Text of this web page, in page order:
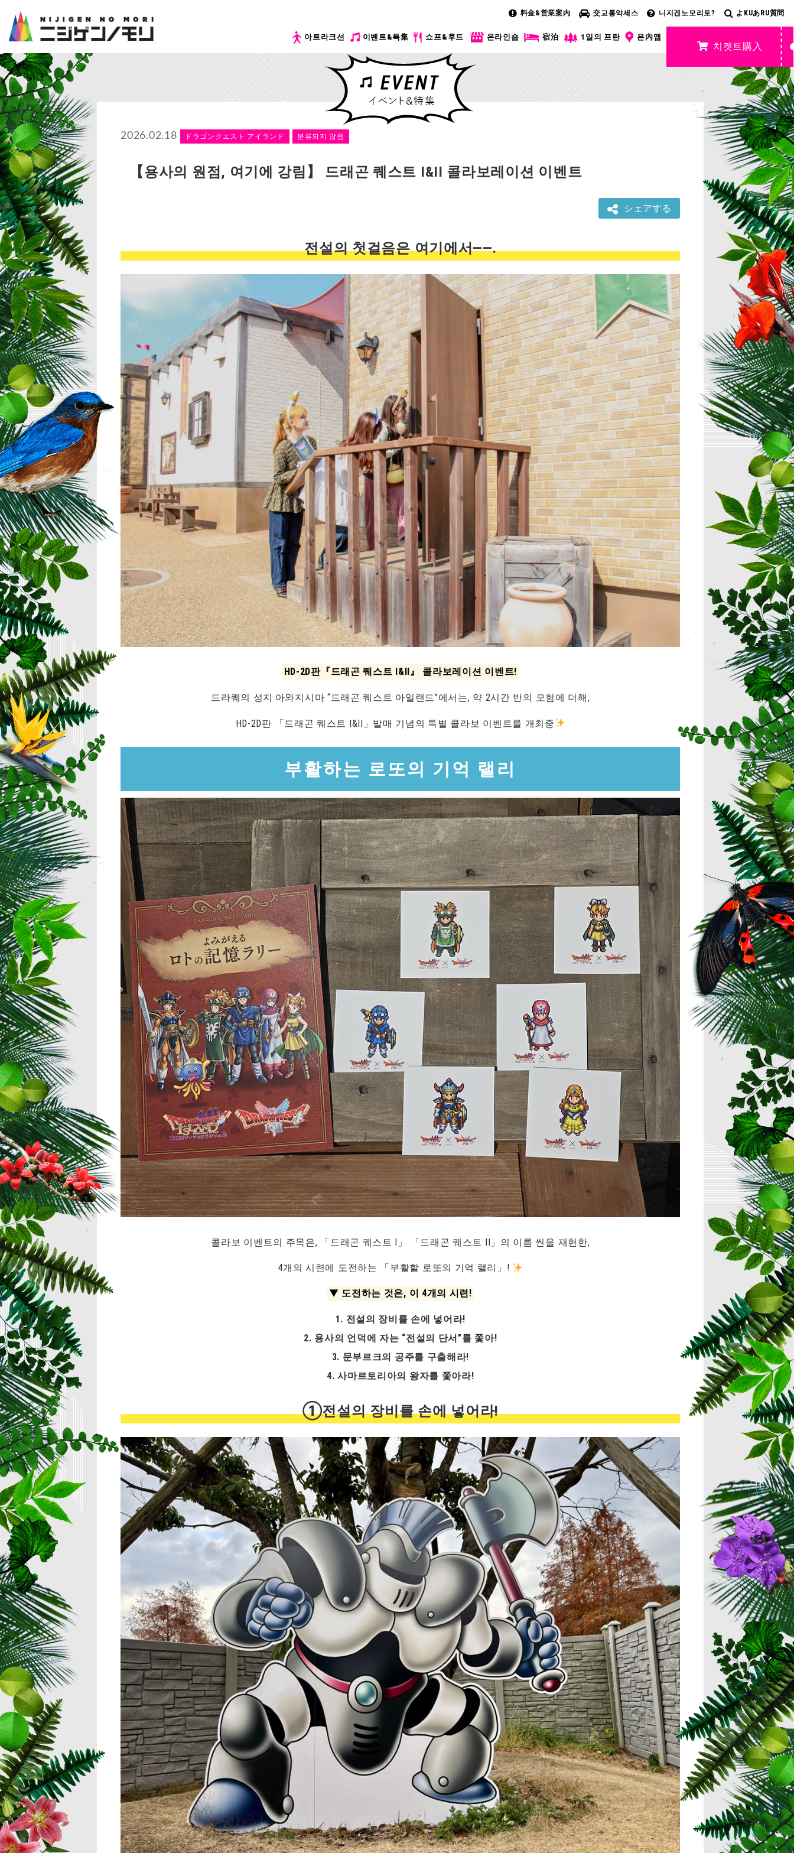
料金&営業案内 交교통악세스 니지겐노모리토? よKUあRU質問
아트라크션 이벤트&특集 쇼프&후드 온라인숍 宿泊 1일의 프란 욘内맵
치켓트購入
2026.02.18 ドラゴンクエスト アイランド 분류되지 않음
【용사의 원점, 여기에 강림】 드래곤 퀘스트 I&II 콜라보레이션 이벤트
シェアする
전설의 첫걸음은 여기에서——.
HD-2D판『드래곤 퀘스트 I&II』 콜라보레이션 이벤트!
드라퀘의 성지·아와지시마 “드래곤 퀘스트 아일랜드”에서는, 약 2시간 반의 모험에 더해,
HD-2D판 「드래곤 퀘스트 I&II」발매 기념의 특별 콜라보 이벤트를 개최중
부활하는 로또의 기억 랠리
콜라보 이벤트의 주목은, 「드래곤 퀘스트 I」 「드래곤 퀘스트 II」의 이름 씬을 재현한,
4개의 시련에 도전하는 「부활할 로또의 기억 랠리」!
▼ 도전하는 것은, 이 4개의 시련!
1. 전설의 장비를 손에 넣어라!
2. 용사의 언덕에 자는 “전설의 단서”를 쫓아!
3. 문부르크의 공주를 구출해라!
4. 사마르토리아의 왕자를 쫓아라!
①전설의 장비를 손에 넣어라!